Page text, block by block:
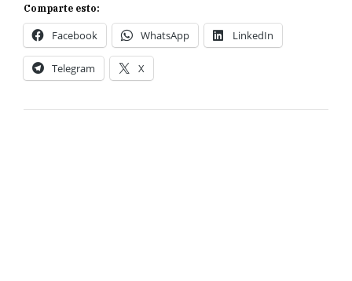
Comparte esto:
Facebook WhatsApp LinkedIn
Telegram X